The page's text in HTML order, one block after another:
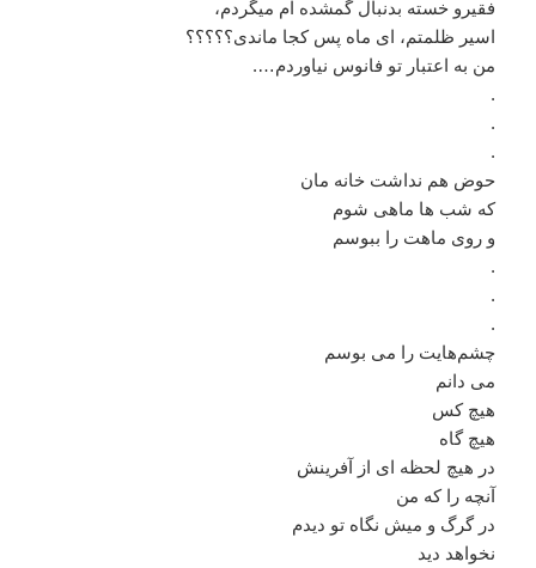
فقیرو خسته بدنبال گمشده ام میگردم،
اسیر ظلمتم، ای ماه پس کجا ماندی؟؟؟؟؟
من به اعتبار تو فانوس نیاوردم….
.
.
.
حوض هم نداشت خانه مان
که شب ها ماهی شوم
و روی ماهت را ببوسم
.
.
.
چشم‌هایت را می بوسم
می دانم
هیچ کس
هیچ گاه
در هیچ لحظه ای از آفرینش
آنچه را که من
در گرگ و میش نگاه تو دیدم
نخواهد دید